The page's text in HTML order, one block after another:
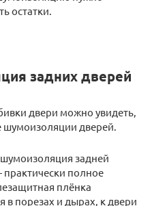
остатки.
задних дверей
двери можно увидеть,
шумоизоляции дверей.
задней
полное
плёнка
в порезах и дырах, к двери